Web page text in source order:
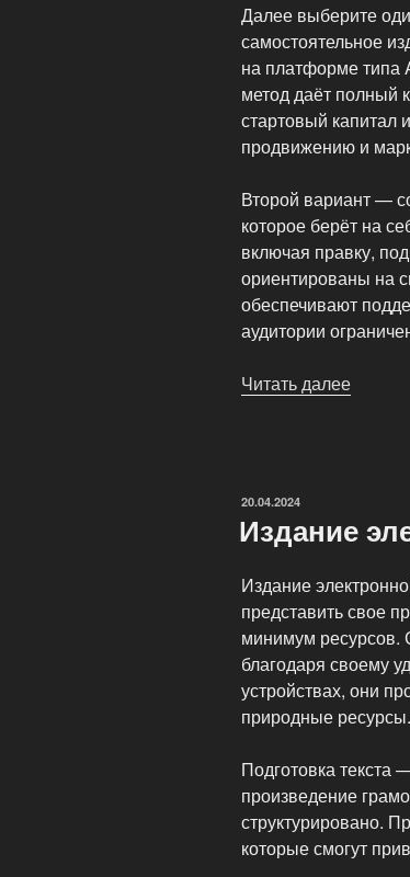
Далее выберите
самостоятельное
на платформе типа
метод даёт полный
стартовый капитал
продвижению и
Второй вариант —
которое берёт на
включая правку,
ориентированы на
обеспечивают
аудитории
Читать далее
ОПУБЛИКОВАНО
20.04.2024
Издание
Издание
представить свое
минимум ресурсов.
благодаря своему
устройствах, они
природные ресурсы.
Подготовка
произведение
структурировано.
которые смогут